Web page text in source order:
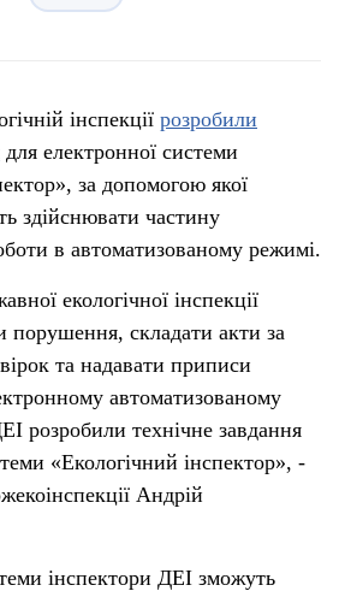
інспекції розробили
для електронної системи
за допомогою якої
здійснювати частину
в автоматизованому режимі.
екологічної інспекції
порушення, складати акти за
та надавати приписи
автоматизованому
розробили технічне завдання
«Екологічний інспектор», -
Андрій
інспектори ДЕІ зможуть